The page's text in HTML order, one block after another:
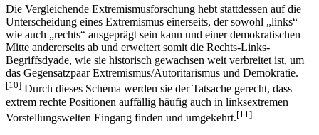
Die Vergleichende Extremismusforschung hebt stattdessen auf die
Unterscheidung eines Extremismus einerseits, der sowohl „links“
wie auch „rechts“ ausgeprägt sein kann und einer demokratischen
Mitte andererseits ab und erweitert somit die Rechts-Links-
Begriffsdyade, wie sie historisch gewachsen weit verbreitet ist, um
das Gegensatzpaar Extremismus/Autoritarismus und Demokratie.
[10] Durch dieses Schema werden sie der Tatsache gerecht, dass
extrem rechte Positionen auffällig häufig auch in linksextremen
Vorstellungswelten Eingang finden und umgekehrt.[11]